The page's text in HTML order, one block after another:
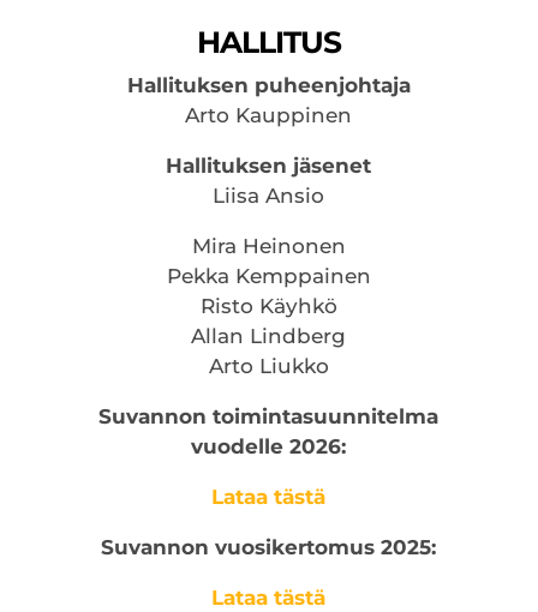
HALLITUS
Hallituksen puheenjohtaja
Arto Kauppinen
Hallituksen jäsenet
Liisa Ansio
Mira Heinonen
Pekka Kemppainen
Risto Käyhkö
Allan Lindberg
Arto Liukko
Suvannon toimintasuunnitelma
vuodelle 2026:
Lataa tästä
Suvannon vuosikertomus 2025:
Lataa tästä